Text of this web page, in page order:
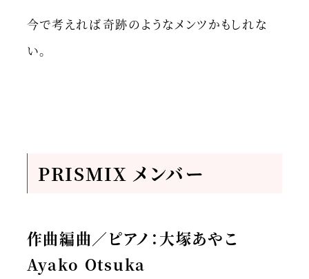
今で考えれば奇跡のようなメンツかもしれな
い。
PRISMIX メンバー
作曲編曲／ピアノ：大塚あやこ
Ayako Otsuka